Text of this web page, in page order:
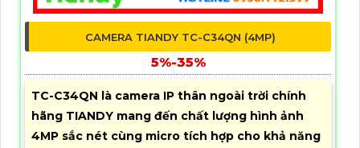
CAMERA TIANDY TC-C34QN (4MP)
5%-35%
TC-C34QN là camera IP thân ngoài trời chính
hãng TIANDY mang đến chất lượng hình ảnh
4MP sắc nét cùng micro tích hợp cho khả năng